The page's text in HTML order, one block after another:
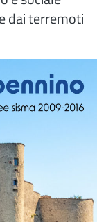
dai terremoti